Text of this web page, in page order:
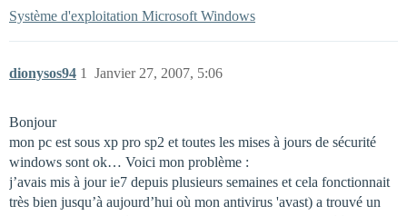
Système d'exploitation Microsoft Windows
dionysos94 Janvier 27, 2007, 5:06
1
Bonjour
mon pc est sous xp pro sp2 et toutes les mises à jours de sécurité
windows sont ok… Voici mon problème :
j’avais mis à jour ie7 depuis plusieurs semaines et cela fonctionnait
très bien jusqu’à aujourd’hui où mon antivirus 'avast) a trouvé un